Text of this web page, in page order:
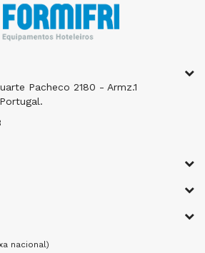
Pacheco 2180 - Armz.1
nacional)